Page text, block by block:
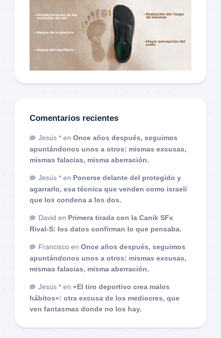
Comentarios recientes
Jesús * en Once años después, seguimos
apuntándonos unos a otros: mismas excusas,
mismas falacias, misma aberración.
Jesús * en Ponerse delante del protegido y
agarrarlo, esa técnica que venden como israelí
que los condena a los dos.
David en Primera tirada con la Canik SFx
Rival-S: los datos confirman lo que pensaba.
Francisco en Once años después, seguimos
apuntándonos unos a otros: mismas excusas,
mismas falacias, misma aberración.
Jesús * en «El tiro deportivo crea malos
hábitos»: otra excusa de los mediocres, que
ven fantasmas donde no los hay.